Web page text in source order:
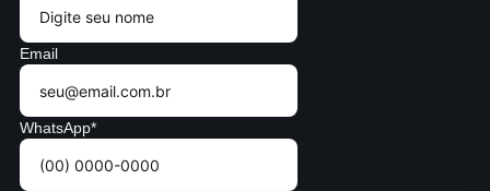
Email
WhatsApp*